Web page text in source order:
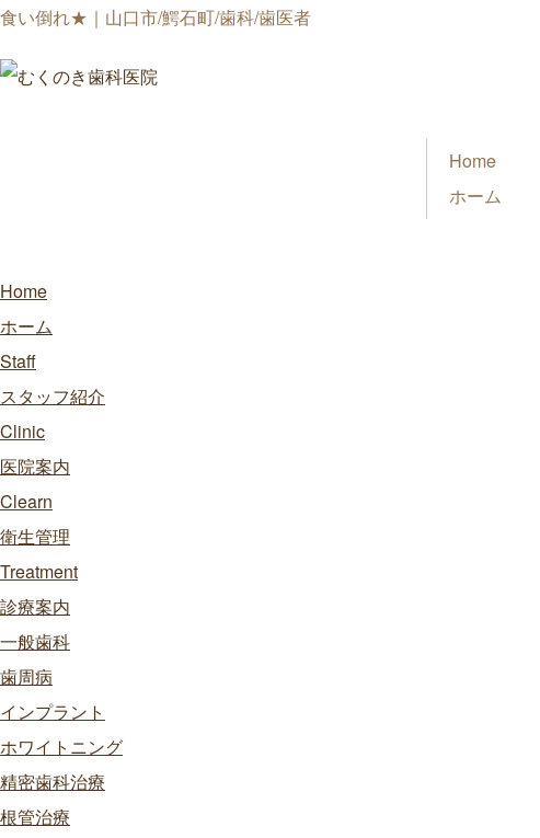
食い倒れ★｜山口市/鰐石町/歯科/歯医者
Home
ホーム
Home
ホーム
Staff
スタッフ紹介
Clinic
医院案内
Clearn
衛生管理
Treatment
診療案内
一般歯科
歯周病
インプラント
ホワイトニング
精密歯科治療
根管治療